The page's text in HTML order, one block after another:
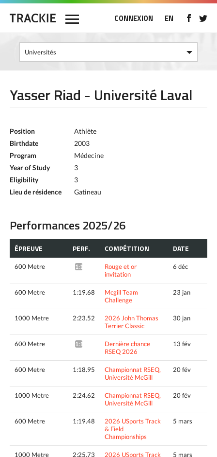
CONNEXION EN
Yasser Riad - Université Laval
Position
Athlète
Birthdate
2003
Program
Médecine
Year of Study
3
Eligibility
3
Lieu de résidence
Gatineau
Performances 2025/26
ÉPREUVE PERF. COMPÉTITION DATE
600 Metre 1:19.37*
Rouge et or
invitation
6 déc
600 Metre 1:19.68
Mcgill Team
Challenge
23 jan
1000 Metre 2:23.52
2026 John Thomas
Terrier Classic
30 jan
600 Metre 1:18.66*
Dernière chance
RSEQ 2026
13 fév
600 Metre 1:18.95
Championnat RSEQ,
Université McGill
20 fév
1000 Metre 2:24.62
Championnat RSEQ,
Université McGill
20 fév
600 Metre 1:19.48
2026 USports Track
& Field
Championships
5 mars
1000 Metre 2:25.73
2026 USports Track
5 mars